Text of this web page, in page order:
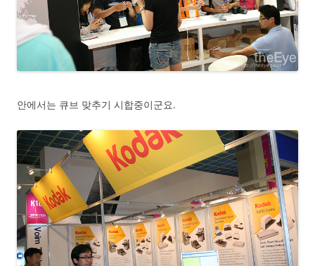
안에서는 큐브 맞추기 시합중이군요.